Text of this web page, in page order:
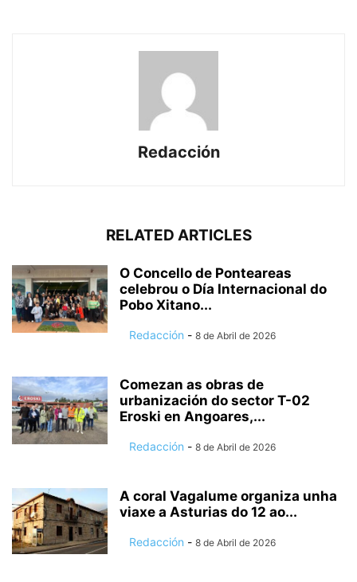
Redacción
RELATED ARTICLES
O Concello de Ponteareas
celebrou o Día Internacional do
Pobo Xitano...
Redacción - 8 de Abril de 2026
Comezan as obras de
urbanización do sector T-02
Eroski en Angoares,...
Redacción - 8 de Abril de 2026
A coral Vagalume organiza unha
viaxe a Asturias do 12 ao...
Redacción - 8 de Abril de 2026